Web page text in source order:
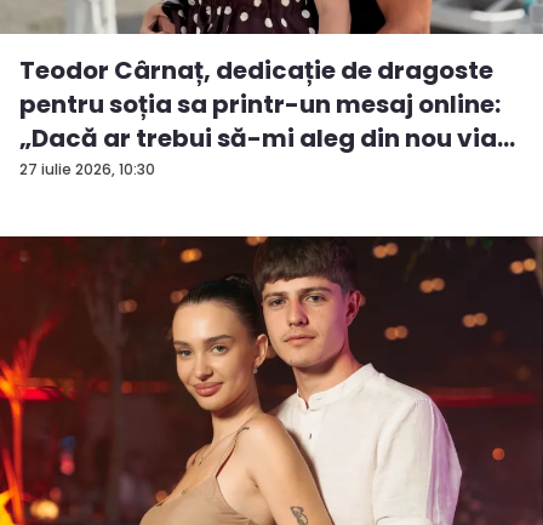
27 iulie 2026, 10:30
Teodor Cârnaț, dedicație de dragoste
pentru soția sa printr-un mesaj online:
„Dacă ar trebui să-mi aleg din nou via...